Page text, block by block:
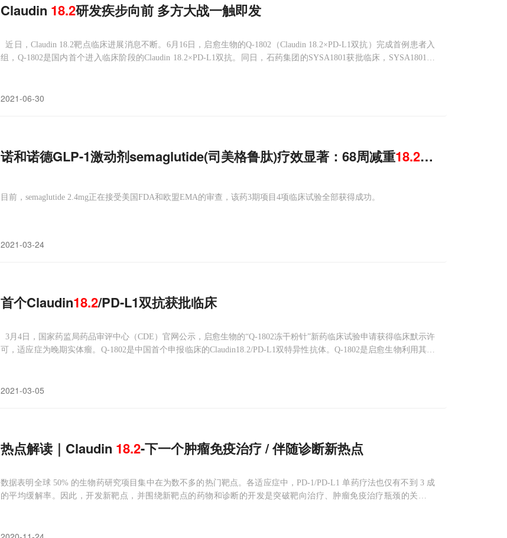
Claudin 18.2研发疾步向前 多方大战一触即发
近日，Claudin 18.2靶点临床进展消息不断。6月16日，启愈生物的Q-1802（Claudin 18.2×PD-L1双抗）完成首例患者入
组，Q-1802是国内首个进入临床阶段的Claudin 18.2×PD-L1双抗。同日，石药集团的SYSA1801获批临床，SYSA1801为
2021-06-30
诺和诺德GLP-1激动剂semaglutide(司美格鲁肽)疗效显著：68周减重18.2%!
目前，semaglutide 2.4mg正在接受美国FDA和欧盟EMA的审查，该药3期项目4项临床试验全部获得成功。
2021-03-24
首个Claudin18.2/PD-L1双抗获批临床
3月4日，国家药监局药品审评中心（CDE）官网公示，启愈生物的“Q-1802冻干粉针”新药临床试验申请获得临床默示许
可，适应症为晚期实体瘤。Q-1802是中国首个申报临床的Claudin18.2/PD-L1双特异性抗体。Q-1802是启愈生物利用其抗
2021-03-05
热点解读｜Claudin 18.2-下一个肿瘤免疫治疗 / 伴随诊断新热点
数据表明全球 50% 的生物药研究项目集中在为数不多的热门靶点。各适应症中，PD-1/PD-L1 单药疗法也仅有不到 3 成
的平均缓解率。因此，开发新靶点，并围绕新靶点的药物和诊断的开发是突破靶向治疗、肿瘤免疫治疗瓶颈的关键环